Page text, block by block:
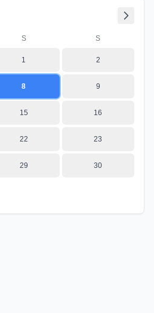
S S
1 2
8 9
15 16
22 23
29 30